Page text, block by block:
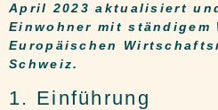
April 2023 aktualisiert
Einwohner mit ständigem
Europäischen
Schweiz.
1. Einführung